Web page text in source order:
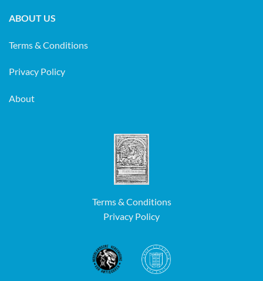
ABOUT US
Terms & Conditions
Privacy Policy
About
Terms & Conditions
Privacy Policy